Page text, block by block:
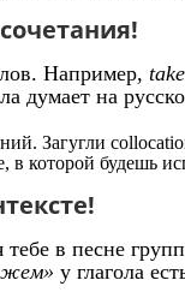
Например,
думает на
Загугли
которой будешь
тебе в песне
у глагола